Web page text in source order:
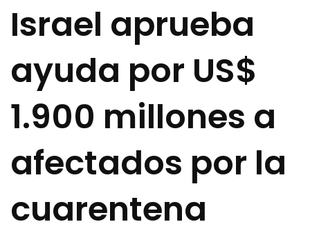
Israel aprueba
ayuda por US$
1.900 millones a
afectados por la
cuarentena